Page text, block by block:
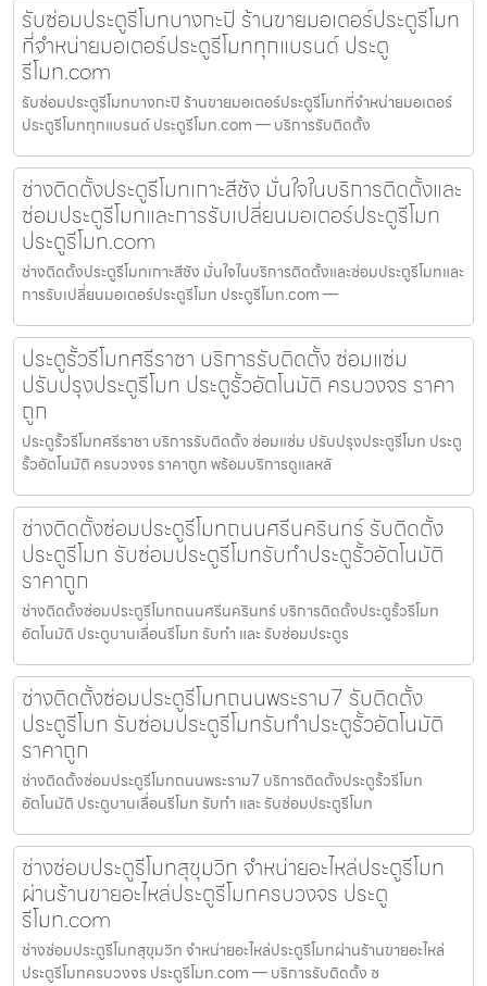
รับซ่อมประตูรีโมทบางกะปิ ร้านขายมอเตอร์ประตูรีโมท
ที่จำหน่ายมอเตอร์ประตูรีโมททุกแบรนด์ ประตู
รีโมท.com
รับซ่อมประตูรีโมทบางกะปิ ร้านขายมอเตอร์ประตูรีโมทที่จำหน่ายมอเตอร์
ประตูรีโมททุกแบรนด์ ประตูรีโมท.com — บริการรับติดตั้ง
ช่างติดตั้งประตูรีโมทเกาะสีชัง มั่นใจในบริการติดตั้งและ
ซ่อมประตูรีโมทและการรับเปลี่ยนมอเตอร์ประตูรีโมท
ประตูรีโมท.com
ช่างติดตั้งประตูรีโมทเกาะสีชัง มั่นใจในบริการติดตั้งและซ่อมประตูรีโมทและ
การรับเปลี่ยนมอเตอร์ประตูรีโมท ประตูรีโมท.com —
ประตูรั้วรีโมทศรีราชา บริการรับติดตั้ง ซ่อมแซ่ม
ปรับปรุงประตูรีโมท ประตูรั้วอัตโนมัติ ครบวงจร ราคา
ถูก
ประตูรั้วรีโมทศรีราชา บริการรับติดตั้ง ซ่อมแซ่ม ปรับปรุงประตูรีโมท ประตู
รั้วอัตโนมัติ ครบวงจร ราคาถูก พร้อมบริการดูแลหลั
ช่างติดตั้งซ่อมประตูรีโมทถนนศรีนครินทร์ รับติดตั้ง
ประตูรีโมท รับซ่อมประตูรีโมทรับทำประตูรั้วอัตโนมัติ
ราคาถูก
ช่างติดตั้งซ่อมประตูรีโมทถนนศรีนครินทร์ บริการติดตั้งประตูรั้วรีโมท
อัตโนมัติ ประตูบานเลื่อนรีโมท รับทำ และ รับซ่อมประตูร
ช่างติดตั้งซ่อมประตูรีโมทถนนพระราม7 รับติดตั้ง
ประตูรีโมท รับซ่อมประตูรีโมทรับทำประตูรั้วอัตโนมัติ
ราคาถูก
ช่างติดตั้งซ่อมประตูรีโมทถนนพระราม7 บริการติดตั้งประตูรั้วรีโมท
อัตโนมัติ ประตูบานเลื่อนรีโมท รับทำ และ รับซ่อมประตูรีโมท
ช่างซ่อมประตูรีโมทสุขุมวิท จำหน่ายอะไหล่ประตูรีโมท
ผ่านร้านขายอะไหล่ประตูรีโมทครบวงจร ประตู
รีโมท.com
ช่างซ่อมประตูรีโมทสุขุมวิท จำหน่ายอะไหล่ประตูรีโมทผ่านร้านขายอะไหล่
ประตูรีโมทครบวงจร ประตูรีโมท.com — บริการรับติดตั้ง ซ